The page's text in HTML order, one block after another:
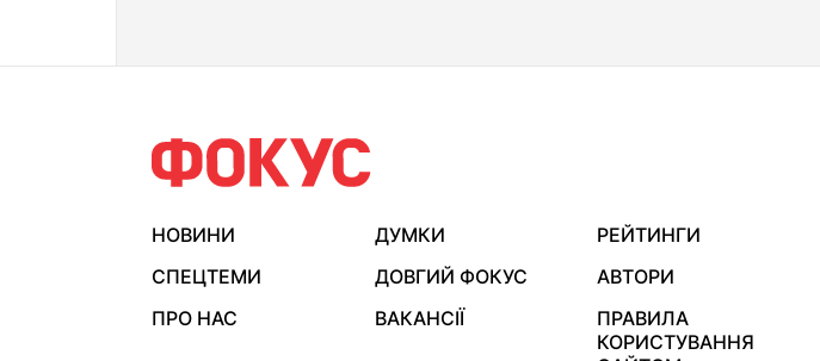
НОВИНИ ДУМКИ
РЕЙТИНГИ
СПЕЦТЕМИ
ДОВГИЙ ФОКУС
АВТОРИ
ПРО НАС
ВАКАНСІЇ
ПРАВИЛА
КОРИСТУВАННЯ